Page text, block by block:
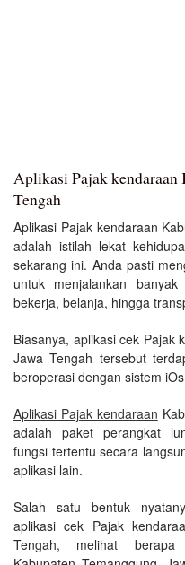
Aplikasi Pajak kendaraan
Tengah
Aplikasi Pajak kendaraan
adalah istilah lekat
sekarang ini. Anda pasti
untuk menjalankan
bekerja, belanja, hingga
Biasanya, aplikasi cek Pajak
Jawa Tengah tersebut
beroperasi dengan sistem
Aplikasi Pajak kendaraan
adalah paket perangkat
fungsi tertentu secara
aplikasi lain.
Salah satu bentuk
aplikasi cek Pajak
Tengah, melihat berapa